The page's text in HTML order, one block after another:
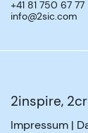
+41 81 750 67 77
info@2sic.com
2inspire,
Impressum |